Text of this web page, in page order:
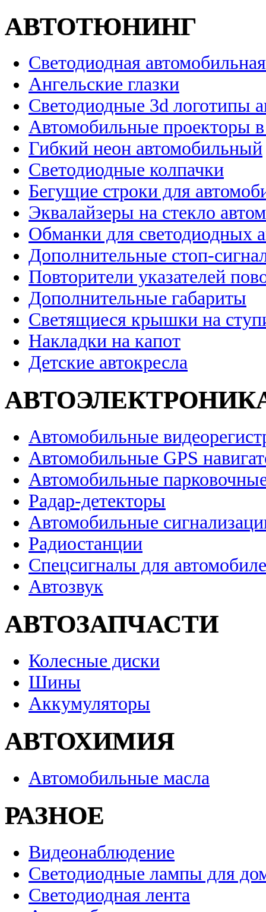
АВТОТЮНИНГ
Светодиодная
Ангельские глазки
Светодиодные 3d логотипы
Автомобильные проекторы
Гибкий неон автомобильный
Светодиодные колпачки
Бегущие строки для
Эквалайзеры на стекло
Обманки для светодиодных
Дополнительные стоп-
Повторители указателей
Дополнительные габариты
Светящиеся крышки на
Накладки на капот
Детские автокресла
Автомобильные
Автомобильные GPS
Автомобильные
Радар-детекторы
Автомобильные
Радиостанции
Спецсигналы для
Автозвук
АВТОЗАПЧАСТИ
Колесные диски
Шины
Аккумуляторы
АВТОХИМИЯ
Автомобильные масла
РАЗНОЕ
Видеонаблюдение
Светодиодные лампы для
Светодиодная лента